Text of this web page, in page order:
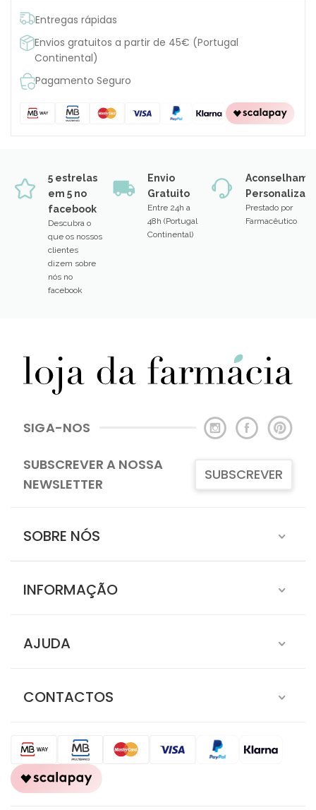
Entregas rápidas
Envios gratuitos a partir de 45€ (Portugal
Continental)
Pagamento Seguro
5 estrelas
em 5 no
facebook
Descubra o
que os nossos
clientes
dizem sobre
nós no
facebook
Envio
Gratuito
Entre 24h a
48h (Portugal
Continental)
Prestado por
Farmacêutico
SIGA-NOS
SUBSCREVER A NOSSA
NEWSLETTER
SUBSCREVER
SOBRE NÓS
INFORMAÇÃO
AJUDA
CONTACTOS